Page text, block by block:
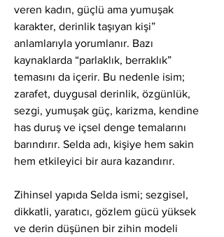
veren kadın, güçlü ama yumuşak
karakter, derinlik taşıyan kişi”
anlamlarıyla yorumlanır. Bazı
kaynaklarda “parlaklık, berraklık”
temasını da içerir. Bu nedenle isim;
zarafet, duygusal derinlik, özgünlük,
sezgi, yumuşak güç, karizma, kendine
has duruş ve içsel denge temalarını
barındırır. Selda adı, kişiye hem sakin
hem etkileyici bir aura kazandırır.
Zihinsel yapıda Selda ismi; sezgisel,
dikkatli, yaratıcı, gözlem gücü yüksek
ve derin düşünen bir zihin modeli